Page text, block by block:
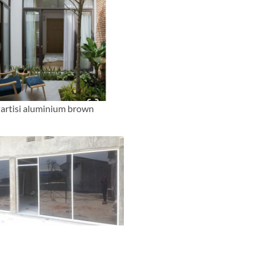
aluminium brown